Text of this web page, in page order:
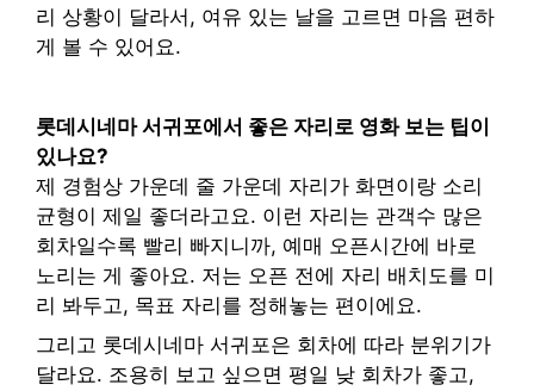
리 상황이 달라서, 여유 있는 날을 고르면 마음 편하
게 볼 수 있어요.
롯데시네마 서귀포에서 좋은 자리로 영화 보는 팁이
있나요?
제 경험상 가운데 줄 가운데 자리가 화면이랑 소리
균형이 제일 좋더라고요. 이런 자리는 관객수 많은
회차일수록 빨리 빠지니까, 예매 오픈시간에 바로
노리는 게 좋아요. 저는 오픈 전에 자리 배치도를 미
리 봐두고, 목표 자리를 정해놓는 편이에요.
그리고 롯데시네마 서귀포은 회차에 따라 분위기가
달라요. 조용히 보고 싶으면 평일 낮 회차가 좋고,